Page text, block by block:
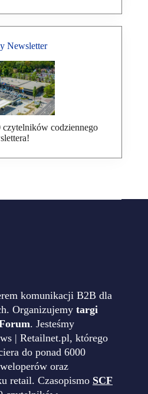
Newsletter
czytelników codziennego
komunikacji B2B dla
Organizujemy targi
. Jesteśmy
| Retailnet.pl, którego
do ponad 6000
oraz
retail. Czasopismo SCF